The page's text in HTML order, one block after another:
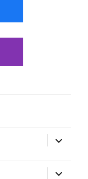
anzeigen